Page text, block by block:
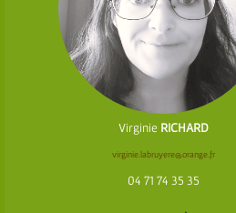
VirginieRICHARD
virginie.labruyere@orange.fr
04 71 74 35 35